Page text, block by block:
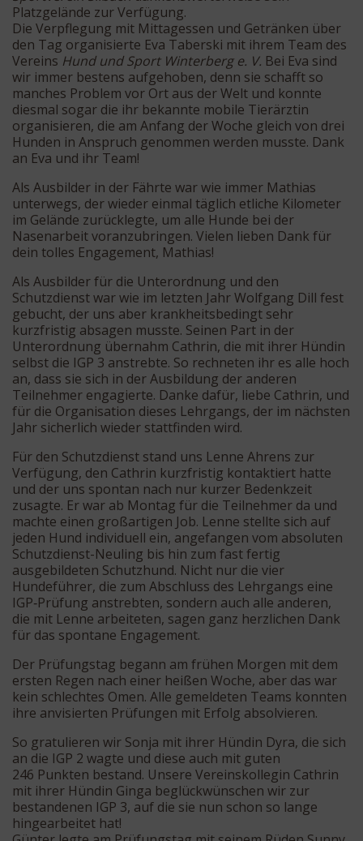
Platzgelände zur Verfügung.
Die Verpflegung mit Mittagessen und Getränken über
den Tag organisierte Eva Taberski mit ihrem Team des
Vereins Hund und Sport Winterberg e. V. Bei Eva sind
wir immer bestens aufgehoben, denn sie schafft so
manches Problem vor Ort aus der Welt und konnte
diesmal sogar die ihr bekannte mobile Tierärztin
organisieren, die am Anfang der Woche gleich von drei
Hunden in Anspruch genommen werden musste. Dank
an Eva und ihr Team!
Als Ausbilder in der Fährte war wie immer Mathias
unterwegs, der wieder einmal täglich etliche Kilometer
im Gelände zurücklegte, um alle Hunde bei der
Nasenarbeit voranzubringen. Vielen lieben Dank für
dein tolles Engagement, Mathias!
Als Ausbilder für die Unterordnung und den
Schutzdienst war wie im letzten Jahr Wolfgang Dill fest
gebucht, der uns aber krankheitsbedingt sehr
kurzfristig absagen musste. Seinen Part in der
Unterordnung übernahm Cathrin, die mit ihrer Hündin
selbst die IGP 3 anstrebte. So rechneten ihr es alle hoch
an, dass sie sich in der Ausbildung der anderen
Teilnehmer engagierte. Danke dafür, liebe Cathrin, und
für die Organisation dieses Lehrgangs, der im nächsten
Jahr sicherlich wieder stattfinden wird.
Für den Schutzdienst stand uns Lenne Ahrens zur
Verfügung, den Cathrin kurzfristig kontaktiert hatte
und der uns spontan nach nur kurzer Bedenkzeit
zusagte. Er war ab Montag für die Teilnehmer da und
machte einen großartigen Job. Lenne stellte sich auf
jeden Hund individuell ein, angefangen vom absoluten
Schutzdienst-Neuling bis hin zum fast fertig
ausgebildeten Schutzhund. Nicht nur die vier
Hundeführer, die zum Abschluss des Lehrgangs eine
IGP‑Prüfung anstrebten, sondern auch alle anderen,
die mit Lenne arbeiteten, sagen ganz herzlichen Dank
für das spontane Engagement.
Der Prüfungstag begann am frühen Morgen mit dem
ersten Regen nach einer heißen Woche, aber das war
kein schlechtes Omen. Alle gemeldeten Teams konnten
ihre anvisierten Prüfungen mit Erfolg absolvieren.
So gratulieren wir Sonja mit ihrer Hündin Dyra, die sich
an die IGP 2 wagte und diese auch mit guten
246 Punkten bestand. Unsere Vereinskollegin Cathrin
mit ihrer Hündin Ginga beglückwünschen wir zur
bestandenen IGP 3, auf die sie nun schon so lange
hingearbeitet hat!